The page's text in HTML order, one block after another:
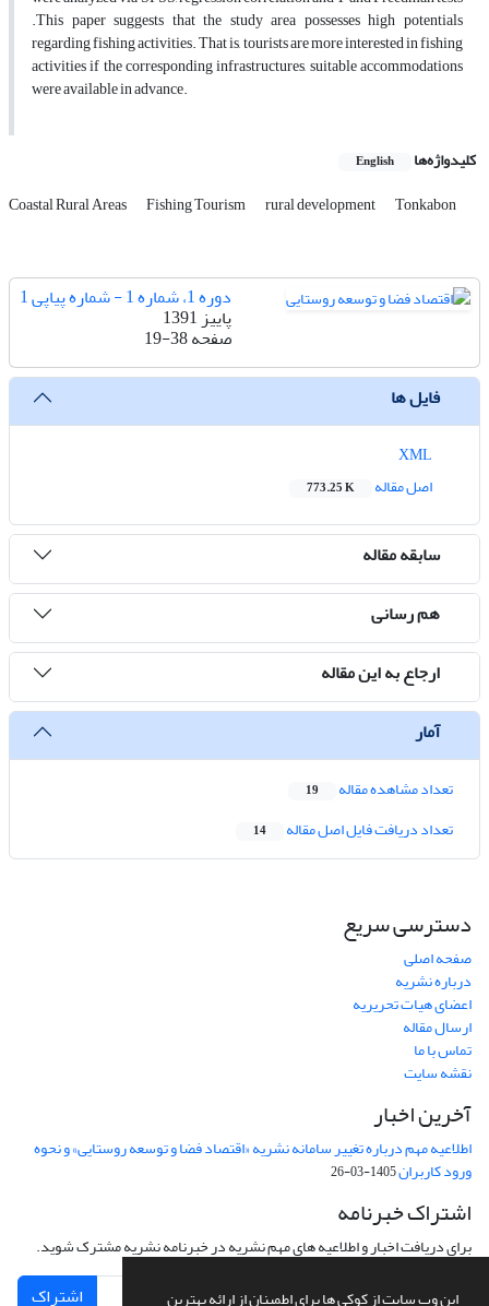
این وب سایت از کوکی ها برای اطمینان از ارائه بهترین
.This paper suggests that the study area possesses high potentials
regarding fishing activities. That is, tourists are more interested in fishing
activities if the corresponding infrastructures, suitable accommodations
were available in advance.
کلیدواژه‌ها English
Coastal Rural Areas Fishing Tourism rural development Tonkabon
دوره 1، شماره 1 - شماره پیاپی 1
پاییز 1391
صفحه19-38
فایل ها
اصل مقاله
773.25 K
سابقه مقاله
هم رسانی
ارجاع به این مقاله
آمار
تعداد مشاهده مقاله 19
تعداد دریافت فایل اصل مقاله 14
دسترسی سریع
صفحه اصلی
درباره نشریه
اعضای هیات تحریریه
ارسال مقاله
تماس با ما
نقشه سایت
آخرین اخبار
اطلاعیه مهم درباره تغییر سامانه نشریه «اقتصاد فضا و توسعه روستایی» و نحوه
ورود کاربران1405-03-26
اشتراک خبرنامه
برای دریافت اخبار و اطلاعیه های مهم نشریه در خبرنامه نشریه مشترک شوید.
اشتراک